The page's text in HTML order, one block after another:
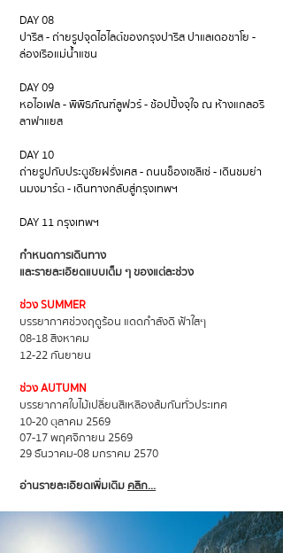
DAY 08
ปารีส - ถ่ายรูปจุดไฮไลต์ของกรุงปารีส ปาแลเดอชาโย -
ล่องเรือแม่น้ำแซน
DAY 09
หอไอเฟล - พิพิธภัณฑ์ลูฟวร์ - ช้อปปิ้งจุใจ ณ ห้างแกลอรี
ลาฟาแยส
DAY 10
ถ่ายรูปกับประตูชัยฝรั่งเศส - ถนนช็องเซลิเซ่ - เดินชมย่า
นมงมาร์ต - เดินทางกลับสู่กรุงเทพฯ
DAY 11 กรุงเทพฯ
กำหนดการเดินทาง
และรายละเอียดแบบเต็ม ๆ ของแต่ละช่วง
ช่วง SUMMER
บรรยากาศช่วงฤดูร้อน แดดกำลังดี ฟ้าใสๆ
08-18 สิงหาคม
12-22 กันยายน
ช่วง AUTUMN
บรรยากาศใบไม้เปลี่ยนสีเหลืองส้มกันทั่วประเทศ
10-20 ตุลาคม 2569
07-17 พฤศจิกายน 2569
29 ธันวาคม-08 มกราคม 2570
อ่านรายละเอียดเพิ่มเติมคลิก...